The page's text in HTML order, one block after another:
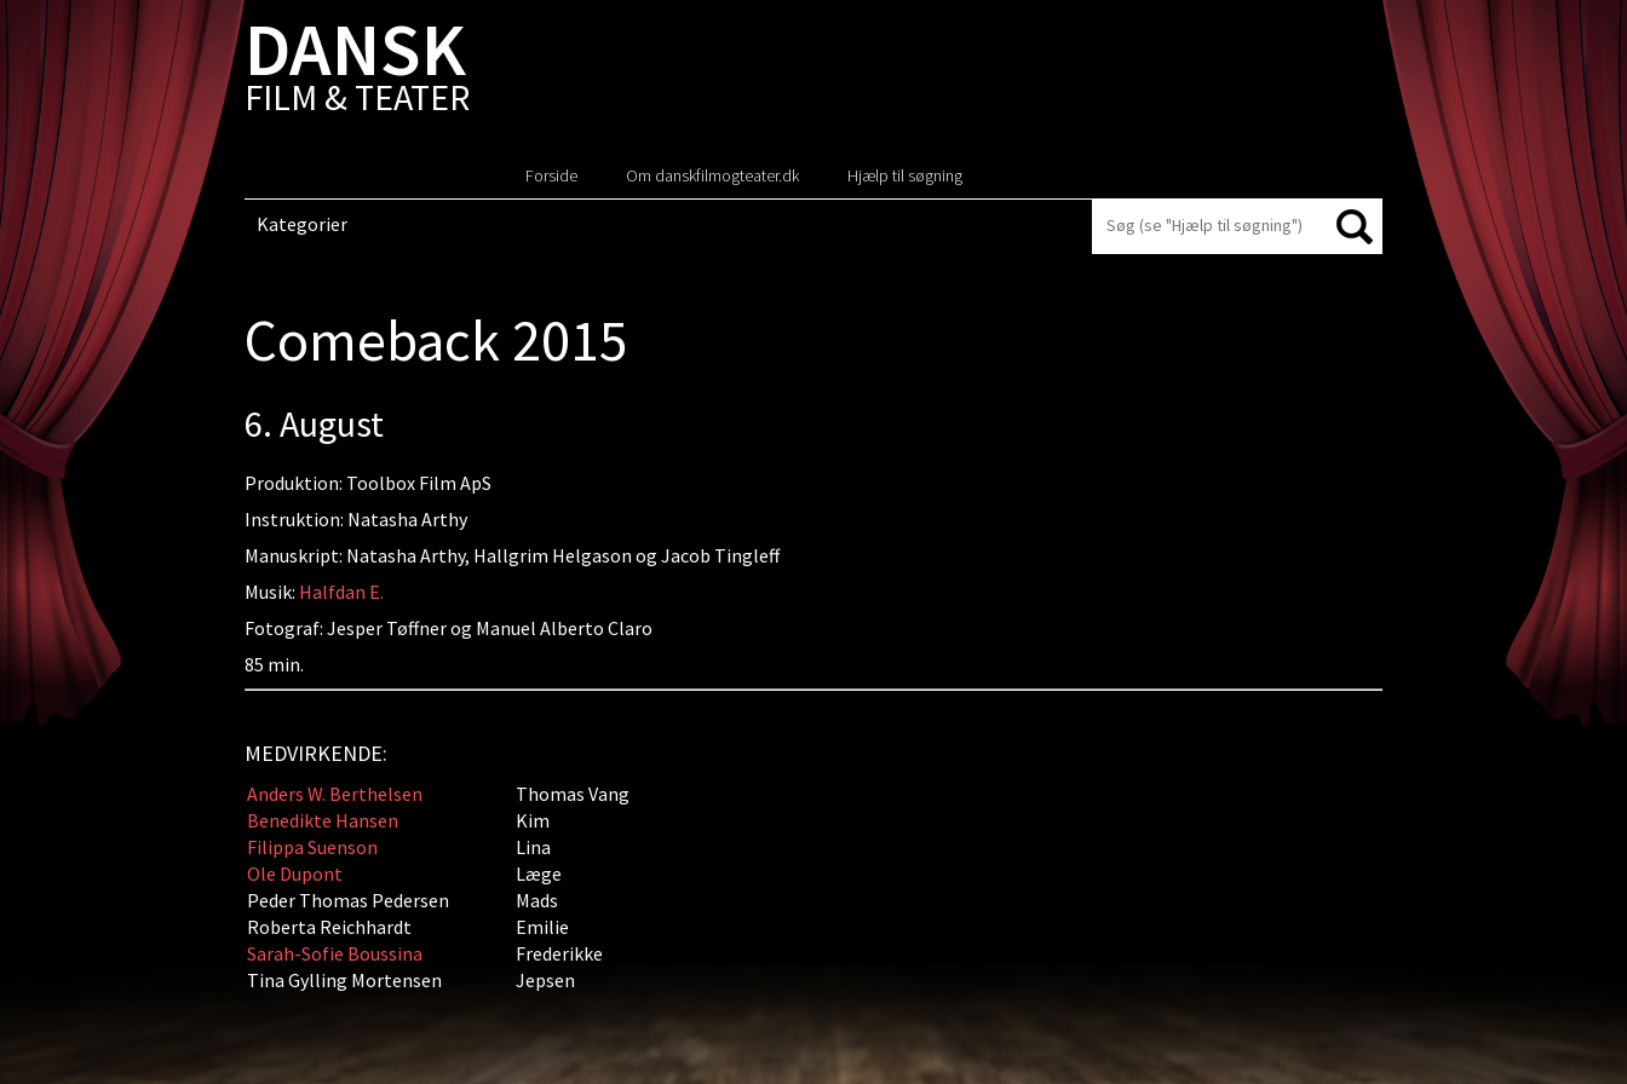
DANSK
FILM & TEATER
Forside Om danskfilmogteater.dk Hjælp til søgning
Kategorier
Comeback 2015
6. August
Produktion: Toolbox Film ApS
Instruktion: Natasha Arthy
Manuskript: Natasha Arthy, Hallgrim Helgason og Jacob Tingleff
Musik: Halfdan E.
Fotograf: Jesper Tøffner og Manuel Alberto Claro
85 min.
MEDVIRKENDE:
Anders W. Berthelsen
Thomas Vang
Benedikte Hansen
Kim
Filippa Suenson
Lina
Ole Dupont
Læge
Peder Thomas Pedersen
Mads
Roberta Reichhardt
Emilie
Sarah-Sofie Boussina
Frederikke
Tina Gylling Mortensen
Jepsen